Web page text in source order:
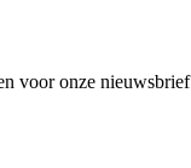
voor onze nieuwsbrief